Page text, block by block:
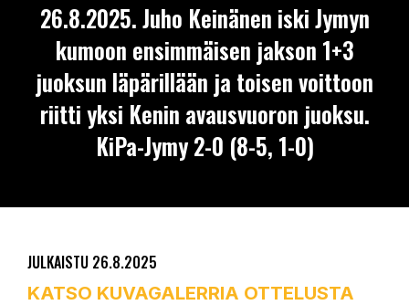
26.8.2025. Juho Keinänen iski Jymyn
kumoon ensimmäisen jakson 1+3
juoksun läpärillään ja toisen voittoon
riitti yksi Kenin avausvuoron juoksu.
KiPa-Jymy 2-0 (8-5, 1-0)
JULKAISTU 26.8.2025
KATSO KUVAGALERRIA OTTELUSTA